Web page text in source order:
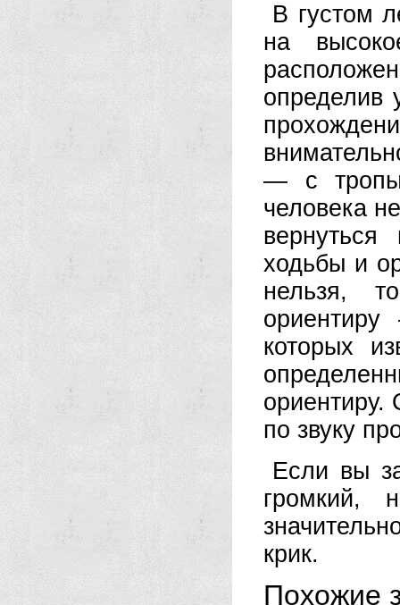
В густом
на
определив
— с
человека
ходьбы и
нельзя,
которых
ориентиру.
по звуку
Если вы
громкий,
крик.
Похожие